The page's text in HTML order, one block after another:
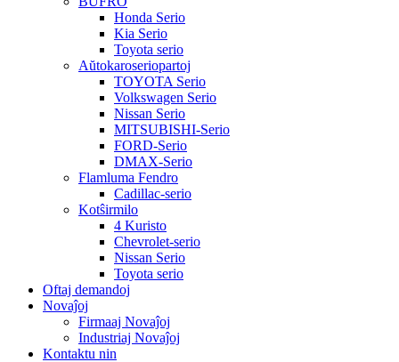
Honda Serio
Kia Serio
Toyota serio
Aŭtokaroseriopartoj
TOYOTA Serio
Volkswagen Serio
Nissan Serio
MITSUBISHI-Serio
FORD-Serio
DMAX-Serio
Flamluma Fendro
Cadillac-serio
Kotŝirmilo
4 Kuristo
Chevrolet-serio
Nissan Serio
Toyota serio
Oftaj demandoj
Novaĵoj
Firmaaj Novaĵoj
Industriaj Novaĵoj
Kontaktu nin